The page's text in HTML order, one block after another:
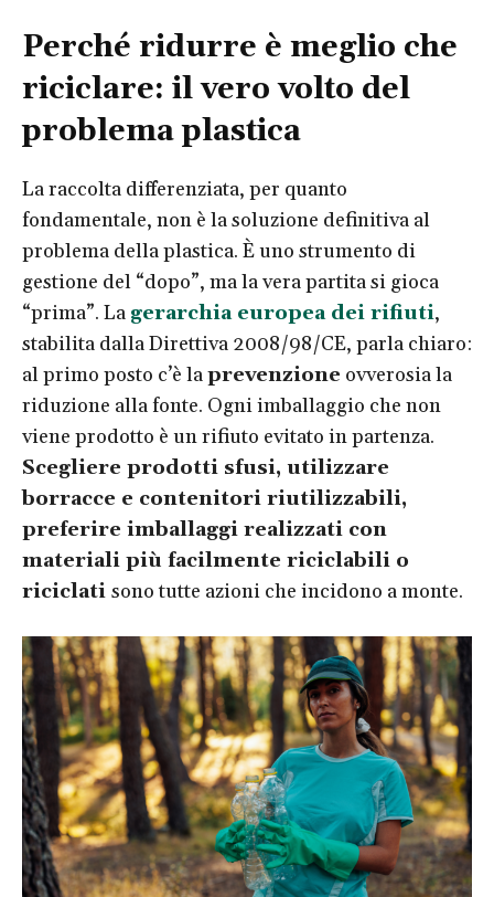
Perché ridurre è meglio che
riciclare: il vero volto del
problema plastica
La raccolta differenziata, per quanto
fondamentale, non è la soluzione definitiva al
problema della plastica. È uno strumento di
gestione del “dopo”, ma la vera partita si gioca
“prima”. La gerarchia europea dei rifiuti,
stabilita dalla Direttiva 2008/98/CE, parla chiaro:
al primo posto c’è laprevenzione ovverosia la
riduzione alla fonte. Ogni imballaggio che non
viene prodotto è un rifiuto evitato in partenza.
Scegliere prodotti sfusi, utilizzare
borracce e contenitori riutilizzabili,
preferire imballaggi realizzati con
materiali più facilmente riciclabili o
riciclati sono tutte azioni che incidono a monte.